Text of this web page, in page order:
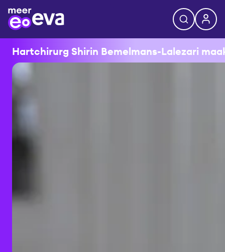
Hartchirurg Shirin Bemelmans-Lalezari